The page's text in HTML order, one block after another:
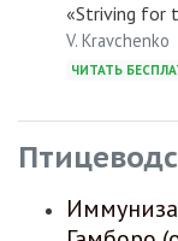
«Striving for
V. Kravchenko
ЧИТАТЬ